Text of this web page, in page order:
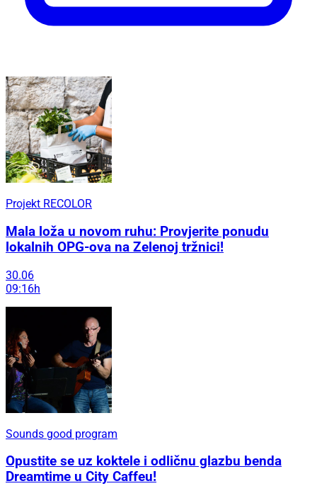
Projekt RECOLOR
Mala loža u novom ruhu: Provjerite ponudu
lokalnih OPG-ova na Zelenoj tržnici!
30.06
09:16h
Sounds good program
Opustite se uz koktele i odličnu glazbu benda
Dreamtime u City Caffeu!